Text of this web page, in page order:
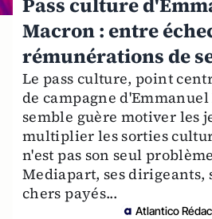
Pass culture
Macron : entre
rémunérations de
Le pass culture, point
de campagne
semble guère motiver les
multiplier les sorties
n'est pas son seul
Mediapart, ses dirigeants,
chers payés...
Atlantico